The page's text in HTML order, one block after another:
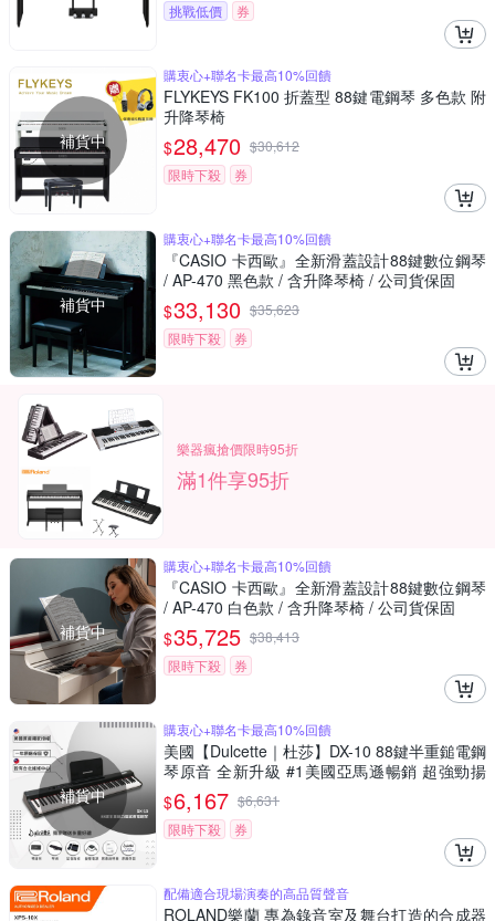
挑戰低價 券
補貨中
購衷心+聯名卡最高10%回饋
FLYKEYS FK100 折蓋型 88鍵電鋼琴 多色款 附
升降琴椅
$28,470 $30,612
限時下殺
券
補貨中
購衷心+聯名卡最高10%回饋
『CASIO 卡西歐』全新滑蓋設計88鍵數位鋼琴
/ AP-470 黑色款 / 含升降琴椅 / 公司貨保固
$33,130 $35,623
限時下殺
券
樂器瘋搶價限時95折
滿1件享95折
補貨中
購衷心+聯名卡最高10%回饋
『CASIO 卡西歐』全新滑蓋設計88鍵數位鋼琴
/ AP-470 白色款 / 含升降琴椅 / 公司貨保固
$35,725 $38,413
限時下殺
券
補貨中
購衷心+聯名卡最高10%回饋
美國【Dulcette｜杜莎】DX-10 88鍵半重鎚電鋼
琴原音 全新升級 #1美國亞馬遜暢銷 超強勁揚
聲系統
$6,167 $6,631
限時下殺
券
配備適合現場演奏的高品質聲音
ROLAND樂蘭 專為錄音室及舞台打造的合成器